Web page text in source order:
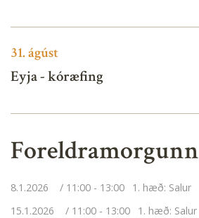
31.ágúst
Eyja - kóræfing
Foreldramorgunn
8.1.2026 11:00 - 13:00
1. hæð: Salur
15.1.2026
11:00 - 13:00
1. hæð: Salur